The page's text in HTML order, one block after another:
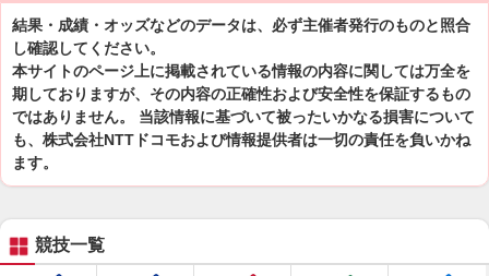
結果・成績・オッズなどのデータは、必ず主催者発行のものと照合
し確認してください。
本サイトのページ上に掲載されている情報の内容に関しては万全を
期しておりますが、その内容の正確性および安全性を保証するもの
ではありません。 当該情報に基づいて被ったいかなる損害について
も、株式会社NTTドコモおよび情報提供者は一切の責任を負いかね
ます。
競技一覧